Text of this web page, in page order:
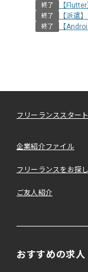
終了 【
終了 【派遣
終了 【
フリーランススター
企業紹介ファイル
フリーランスをお探
ご友人紹介
おすすめの求